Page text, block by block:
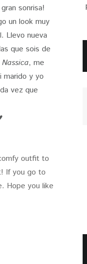
sonrisa!
un look muy
Llevo nueva
que sois de
Nassica, me
marido y yo
vez que
outfit to
If you go to
Hope you like